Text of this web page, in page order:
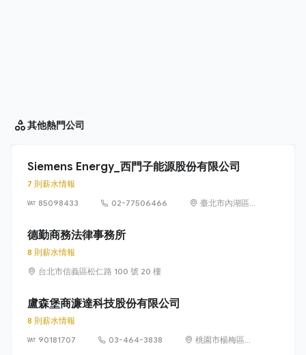
其他熱門公司
Siemens Energy_西門子能源股份有限公司
7 則薪水情報
85098433
02-77506466
臺北市內湖區
德勤商務法律事務所
8 則薪水情報
台北市信義區松仁路 100 號 20 樓
盧森堡商濂達科技股份有限公司
8 則薪水情報
90181707
03-464-3838
桃園市楊梅區高